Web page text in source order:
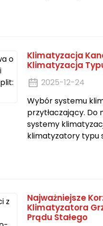
Klimatyzacja
Klimatyzacja
2025-12-24
Wybór systemu
przytłaczający. Do
systemy
klimatyzatory typu
Najważniejsze
Klimatyzatora
Prądu Stałego